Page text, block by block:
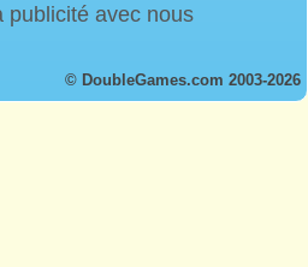
publicité avec nous
© DoubleGames.com 2003-2026